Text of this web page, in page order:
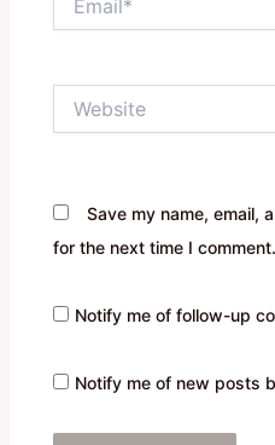
Save my name, email,
for the next time I comment.
Notify me of follow-up
Notify me of new posts